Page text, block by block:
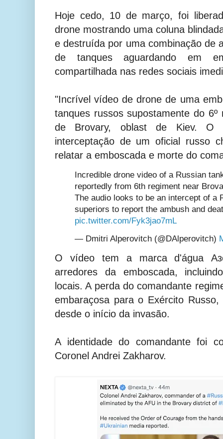
Hoje cedo, 10 de março, foi
drone mostrando uma coluna
e destruída por uma combinação de
de tanques aguardando em
compartilhada nas redes sociais
"Incrível vídeo de drone de uma
tanques russos supostamente do
de Brovary, oblast de Kiev. O
interceptação de um oficial russo
relatar a emboscada e morte do
Incredible drone video of a Russian
reportedly from 6th regiment near
The audio looks to be an intercept of a
superiors to report the ambush and
pic.twitter.com/Fyk3jao7mL
— Dmitri Alperovitch (@DAlperovitch)
O vídeo tem a marca d'água
arredores da emboscada,
locais. A perda do comandante
embaraçosa para o Exército
desde o início da invasão.
A identidade do comandante foi
Coronel Andrei Zakharov.